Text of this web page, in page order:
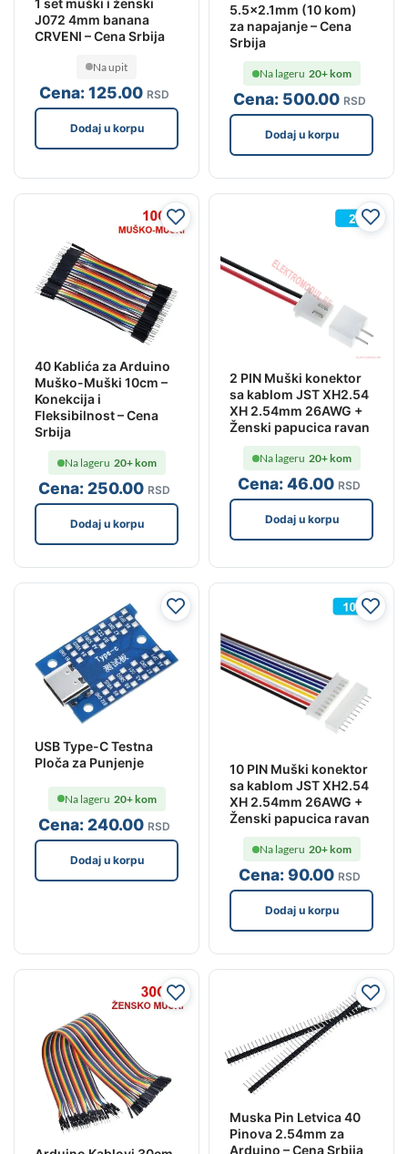
J072 4mm banana
CRVENI – Cena Srbija
Cena:125.00 RSD
Na upit
Dodaj u korpu
5.5×2.1mm (10 kom)
za napajanje – Cena
Srbija
Cena: 500.00 RSD
Na lageru 20+ kom
Dodaj u korpu
40 Kablića za Arduino
Muško-Muški 10cm –
Konekcija i
Fleksibilnost – Cena
Srbija
Cena: 250.00 RSD
Na lageru 20+ kom
Dodaj u korpu
2 PIN Muški konektor
sa kablom JST XH2.54
XH 2.54mm 26AWG +
Ženski papucica ravan
Cena:46.00 RSD
Na lageru 20+ kom
Dodaj u korpu
USB Type-C Testna
Ploča za Punjenje
Cena: 240.00 RSD
Na lageru 20+ kom
Dodaj u korpu
10 PIN Muški konektor
sa kablom JST XH2.54
XH 2.54mm 26AWG +
Ženski papucica ravan
Cena:90.00 RSD
Na lageru 20+ kom
Dodaj u korpu
Muska Pin Letvica 40
Pinova 2.54mm za
Arduino – Cena Srbija